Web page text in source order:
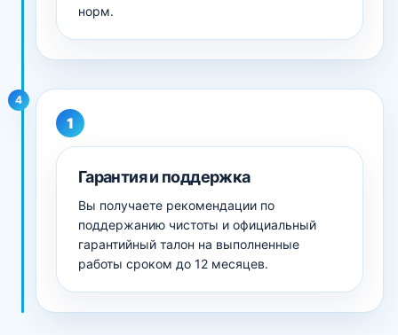
норм.
4
Гарантия и поддержка
Вы получаете рекомендации по
поддержанию чистоты и официальный
гарантийный талон на выполненные
работы сроком до 12 месяцев.